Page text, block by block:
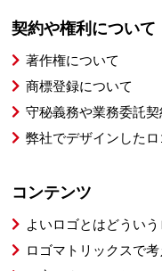
契約や権利について
著作権について
商標登録について
守秘義務や業務委託
弊社でデザインした
コンテンツ
よいロゴとはどういう
ロゴマトリックスで